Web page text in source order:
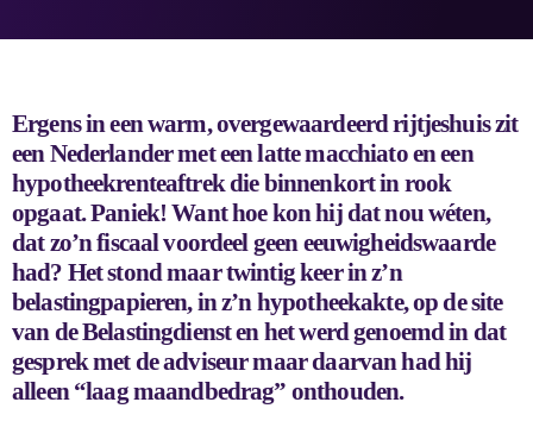
Ergens in een warm, overgewaardeerd rijtjeshuis zit
een Nederlander met een latte macchiato en een
hypotheekrenteaftrek die binnenkort in rook
opgaat. Paniek! Want hoe kon hij dat nou wéten,
dat zo’n fiscaal voordeel geen eeuwigheidswaarde
had? Het stond maar twintig keer in z’n
belastingpapieren, in z’n hypotheekakte, op de site
van de Belastingdienst en het werd genoemd in dat
gesprek met de adviseur maar daarvan had hij
alleen “laag maandbedrag” onthouden.